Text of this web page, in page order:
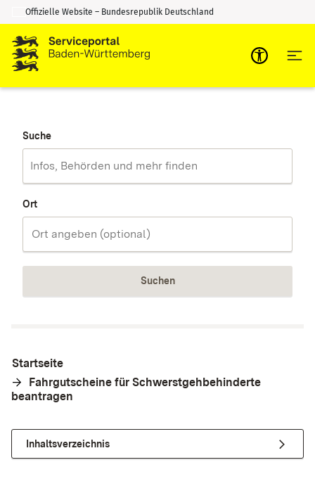
Zum Inhalt springen
Zur Suche springen
Offizielle Website – Bundesrepublik Deutschland
Suche
Ort
Suchen
Startseite
Fahrgutscheine für Schwerstgehbehinderte
beantragen
Inhaltsverzeichnis